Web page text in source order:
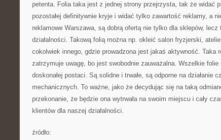
petenta. Folia taka jest z jednej strony przejrzysta, tak że widać
pozostałej definitywnie kryje i widać tylko zawartość reklamy, a
reklamowe Warszawa, są dobrą ofertą nie tylko dla sklepów,
działalności. Takową folią można np. okleić salon fryzjerski,
cokolwiek innego, gdzie prowadzona jest jakaś aktywność. Taka
zatrzymuje uwagę, bo jest swobodnie zauważalna. Wszelkie
doskonałej postaci. Są solidne i trwałe, są odporne na działanie
mechanicznych. To ważne, jako że decydując się na taką
przekonanie, że będzie ona wytrwała na swoim miejscu i cały
klientów dla naszej działalności.
źródło: